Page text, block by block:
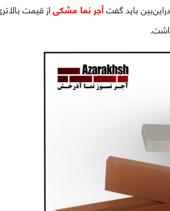
باید گفتآجر نما مشکیاز قیمت